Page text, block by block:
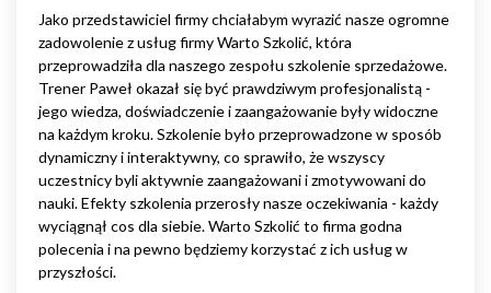
Jako przedstawiciel firmy chciałabym wyrazić nasze ogromne
zadowolenie z usług firmy Warto Szkolić, która
przeprowadziła dla naszego zespołu szkolenie sprzedażowe.
Trener Paweł okazał się być prawdziwym profesjonalistą -
jego wiedza, doświadczenie i zaangażowanie były widoczne
na każdym kroku. Szkolenie było przeprowadzone w sposób
dynamiczny i interaktywny, co sprawiło, że wszyscy
uczestnicy byli aktywnie zaangażowani i zmotywowani do
nauki. Efekty szkolenia przerosły nasze oczekiwania - każdy
wyciągnął cos dla siebie. Warto Szkolić to firma godna
polecenia i na pewno będziemy korzystać z ich usług w
przyszłości.